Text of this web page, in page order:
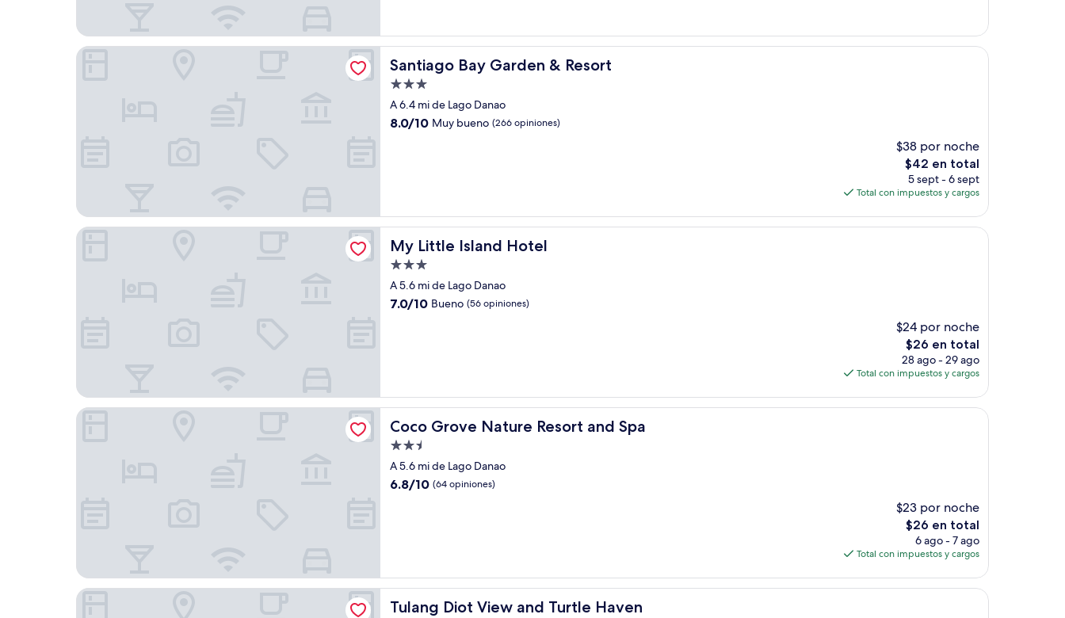
$21
Santiago Bay Garden & Resort
Santiago Bay Garden & Resort
Propiedad
de
3.0
A 6.4 mi de Lago Danao
8.0
8.0/10 Muy bueno (266 opiniones)
$38 por noche
El
precio
actual
de
$42 en total
5 sept - 6 sept
Total con impuestos y cargos
Santiago Bay Garden & Resort
My Little Island Hotel
My Little Island Hotel
Propiedad
de
3.0
A 5.6 mi de Lago Danao
7.0
7.0/10 Bueno (56 opiniones)
$24 por noche
El
precio
actual
de
$26 en total
28 ago - 29 ago
Total con impuestos y cargos
My Little Island Hotel
Coco Grove Nature Resort and Spa
Coco Grove Nature Resort and Spa
Propiedad
de
2.5
A 5.6 mi de Lago Danao
6.8
6.8/10 (64 opiniones)
$23 por noche
El
precio
actual
de
$26 en total
6 ago - 7 ago
Total con impuestos y cargos
Coco Grove Nature Resort and Spa
Tulang Diot View and Turtle Haven
Tulang Diot View and Turtle Haven
Tulang Diot View and Turtle Haven